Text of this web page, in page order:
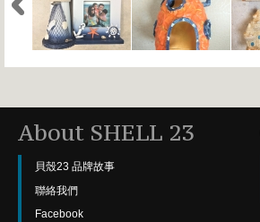
About SHELL 23
貝殼23 品牌故事
聯絡我們
Facebook